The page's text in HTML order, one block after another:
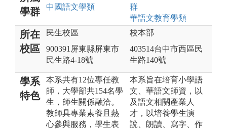
學群
中國語文學類
群
華語文教育學類
所在
校區
民生校區
900391屏東縣屏東市
民生路4-18號
校本部
403514台中市西區民
生路140號
學系
特色
本系共有12位專任教
師，大學部共154名學
生，師生關係融洽。
教師具專業素養且熱
心參與服務，學生表
本系旨在培育小學語
文、華語文師資，以
及語文相關產業人
才，以培養學生演
說、朗讀、寫字、作